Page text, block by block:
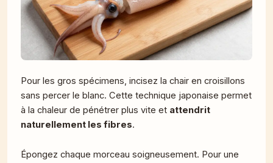
Pour les gros spécimens, incisez la chair en croisillons
sans percer le blanc. Cette technique japonaise permet
à la chaleur de pénétrer plus vite et attendrit
naturellement les fibres.
Épongez chaque morceau soigneusement. Pour une